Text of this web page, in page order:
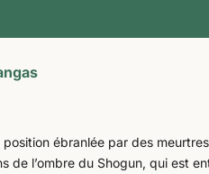
ébranlée par des
de l’ombre du Shogun, qui est